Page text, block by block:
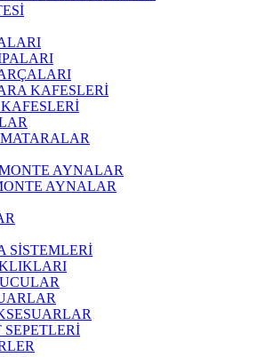
KAFESLERİ
AYNALAR
AYNALAR
SİSTEMLERİ